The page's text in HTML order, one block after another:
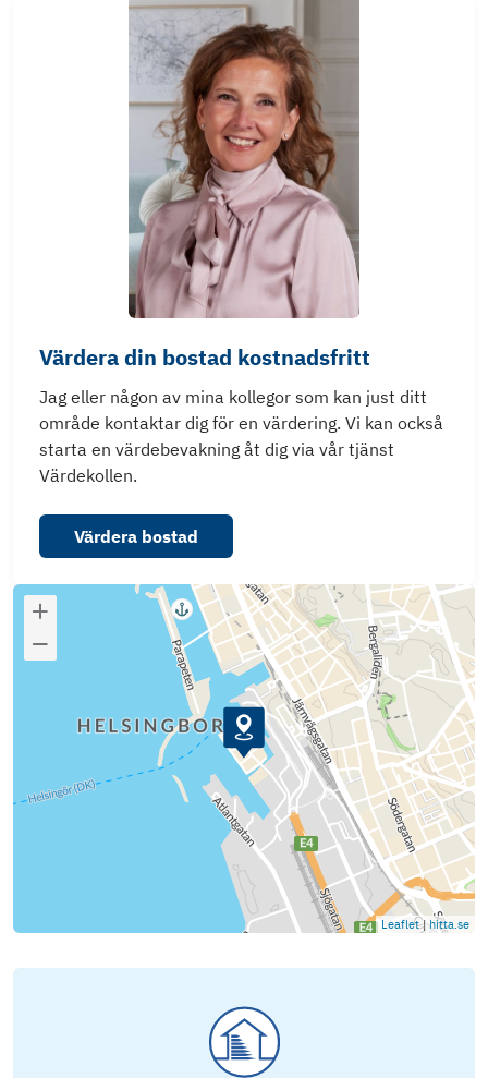
Värdera din bostad kostnadsfritt
Jag eller någon av mina kollegor som kan just ditt
område kontaktar dig för en värdering. Vi kan också
starta en värdebevakning åt dig via vår tjänst
Värdekollen.
Värdera bostad
Leaflet | hitta.se